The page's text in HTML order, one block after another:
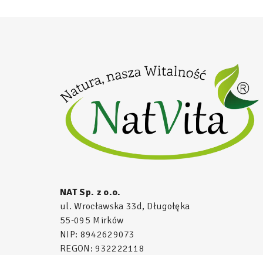
NAT Sp. z o.o.
ul. Wrocławska 33d, Długołęka
55-095 Mirków
NIP: 8942629073
REGON: 932222118